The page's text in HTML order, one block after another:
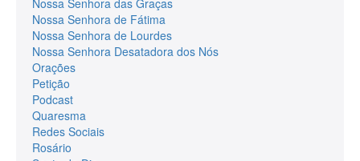
Nossa Senhora de Fátima
Nossa Senhora de Lourdes
Nossa Senhora Desatadora dos Nós
Orações
Petição
Podcast
Quaresma
Redes Sociais
Rosário